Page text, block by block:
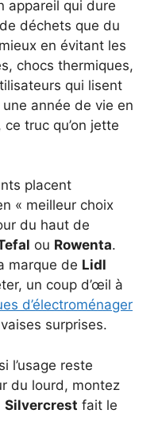
appareil qui dure
déchets que du
en évitant les
chocs thermiques,
qui lisent
année de vie en
truc qu’on jette
placent
« meilleur choix
du haut de
ou Rowenta.
marque de Lidl
un coup d’œil à
d’électroménager
surprises.
l’usage reste
du lourd, montez
Silvercrest fait le